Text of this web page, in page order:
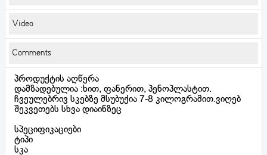
Video
Comments
პროდუქტის აღწერა
დამზადებულია :ხით, ფანერით, პენოპლასტით.
ჩვეულებრივ სკებზე მსუბუქია 7-8 კილოგრამით.ვიღებ
შეკვეთებს სხვა დიაინზეც
სპეციფიკაციები
ტიპი
სკა